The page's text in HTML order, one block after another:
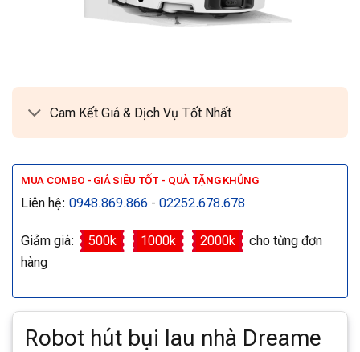
Cam Kết Giá & Dịch Vụ Tốt Nhất
MUA COMBO - GIÁ SIÊU TỐT - QUÀ TẶNG KHỦNG
Liên hệ: 0948.869.866 - 02252.678.678
Giảm giá: 500k 1000k 2000k
cho từng đơn
hàng
Robot hút bụi lau nhà Dreame